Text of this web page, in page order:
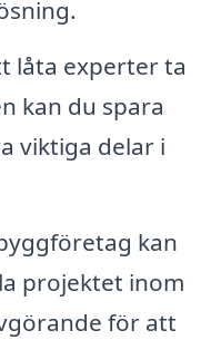
låta experter ta
kan du spara
viktiga delar i
kan
projektet inom
för att